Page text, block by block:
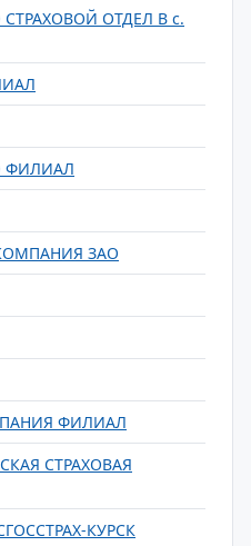
ОТДЕЛ В с.
ФИЛИАЛ
ЗАО
ФИЛИАЛ
СТРАХОВАЯ
КУРСК